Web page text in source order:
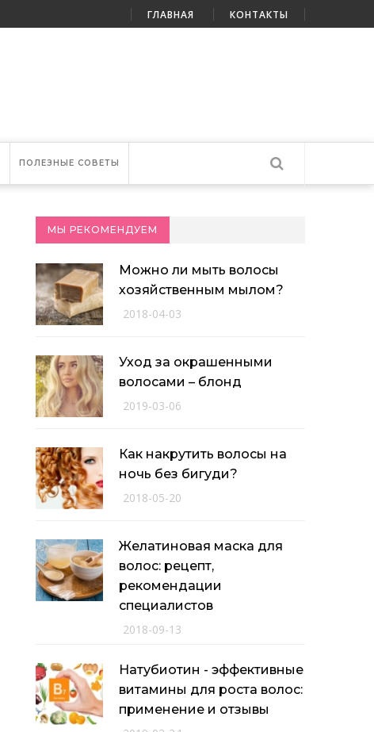
ГЛАВНАЯ КОНТАКТЫ
ПОЛЕЗНЫЕ СОВЕТЫ
МЫ РЕКОМЕНДУЕМ
Можно ли мыть волосы
хозяйственным мылом?
2018-04-03
Уход за окрашенными
волосами – блонд
2019-03-06
Как накрутить волосы на
ночь без бигуди?
2018-05-20
Желатиновая маска для
волос: рецепт,
рекомендации
специалистов
2018-09-13
Натубиотин - эффективные
витамины для роста волос:
применение и отзывы